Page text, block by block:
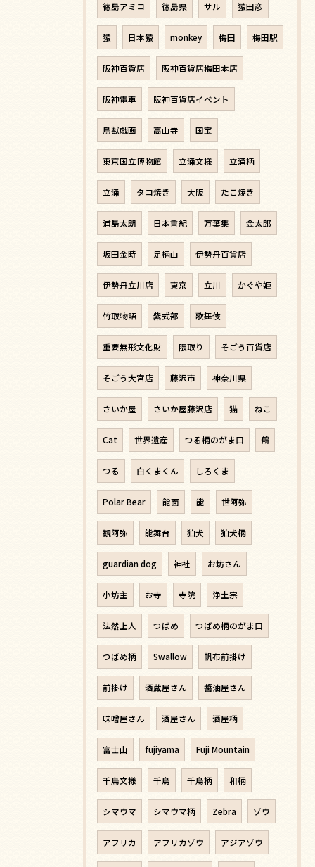
徳島アミコ 徳島県 サル 猿田彦
猿 日本猿 monkey 梅田 梅田駅
阪神百貨店 阪神百貨店梅田本店
阪神電車 阪神百貨店イベント
鳥獣戯画 高山寺 国宝
東京国立博物館 立涌文様 立涌柄
立涌 タコ焼き 大阪 たこ焼き
浦島太朗 日本書紀 万葉集 金太郎
坂田金時 足柄山 伊勢丹百貨店
伊勢丹立川店 東京 立川 かぐや姫
竹取物語 紫式部 歌舞伎
重要無形文化財 隈取り そごう百貨店
そごう大宮店 藤沢市 神奈川県
さいか屋 さいか屋藤沢店 猫 ねこ
Cat 世界遺産 つる柄のがま口 鶴
つる 白くまくん しろくま
Polar Bear 能面 能 世阿弥
観阿弥 能舞台 狛犬 狛犬柄
guardian dog 神社 お坊さん
小坊主 お寺 寺院 浄土宗
法然上人 つばめ つばめ柄のがま口
つばめ柄 Swallow 帆布前掛け
前掛け 酒蔵屋さん 醬油屋さん
味噌屋さん 酒屋さん 酒屋柄
富士山 fujiyama Fuji Mountain
千鳥文様 千鳥 千鳥柄 和柄
シマウマ シマウマ柄 Zebra ゾウ
アフリカ アフリカゾウ アジアゾウ